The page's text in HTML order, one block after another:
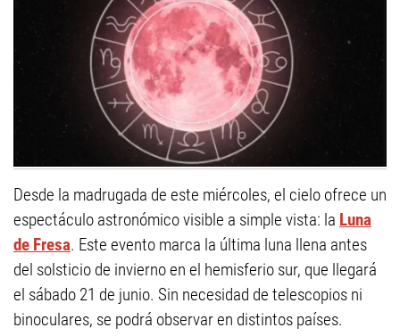
Desde la madrugada de este miércoles, el cielo ofrece un
espectáculo astronómico visible a simple vista: la Luna
de Fresa. Este evento marca la última luna llena antes
del solsticio de invierno en el hemisferio sur, que llegará
el sábado 21 de junio. Sin necesidad de telescopios ni
binoculares, se podrá observar en distintos países.